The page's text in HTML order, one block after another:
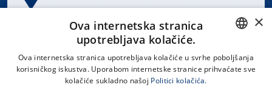
Spinčićeva 1, 21000 Split
CROATIAN
×
Ova internetska stranica
upotrebljava kolačiće.
Ova internetska stranica upotrebljava kolačiće u svrhe poboljšanja
korisničkog iskustva. Uporabom internetske stranice prihvaćate sve
kolačiće sukladno našoj Politici kolačića.